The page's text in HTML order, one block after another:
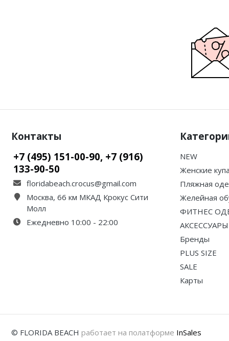
Контакты
+7 (495) 151-00-90, +7 (916)
133-90-50
floridabeach.crocus@gmail.com
Москва, 66 км МКАД Крокус Сити
Молл
Ежедневно 10:00 - 22:00
NEW
Женские
Пляжная
Желейная
ФИТНЕС
АКСЕССУАРЫ
Бренды
PLUS SIZE
SALE
Карты
© FLORIDA BEACH работает на полатформе InSales